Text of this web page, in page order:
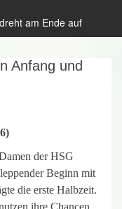
am Ende auf
Anfang und
der HSG
Beginn mit
die erste Halbzeit.
ihre Chancen